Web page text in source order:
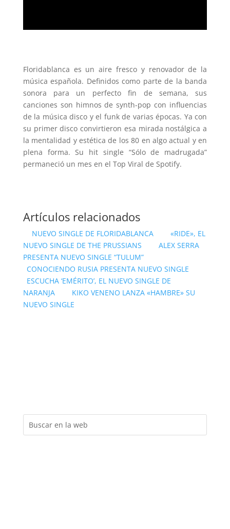
Floridablanca es un aire fresco y renovador de la
música española. Definidos como parte de la banda
sonora para un perfecto fin de semana, sus
canciones son himnos de synth-pop con influencias
de la música disco y el funk de varias épocas. Ya con
su primer disco convirtieron esa mirada nostálgica a
la mentalidad y estética de los 80 en algo actual y en
plena forma. Su hit single “Sólo de madrugada”
permaneció un mes en el Top Viral de Spotify.
Artículos relacionados
NUEVO SINGLE DE FLORIDABLANCA
«RIDE», EL
NUEVO SINGLE DE THE PRUSSIANS
ALEX SERRA
PRESENTA NUEVO SINGLE “TULUM”
CONOCIENDO RUSIA PRESENTA NUEVO SINGLE
ESCUCHA ‘EMÉRITO’, EL NUEVO SINGLE DE
NARANJA
KIKO VENENO LANZA «HAMBRE» SU
NUEVO SINGLE